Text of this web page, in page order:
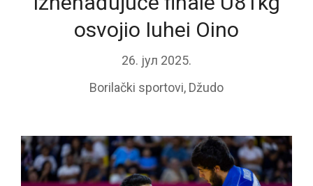
osvojio Iuhei Oino
26. јул 2025.
Borilački sportovi, Džudo